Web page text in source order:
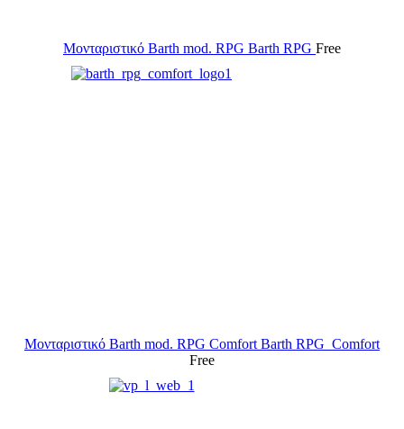
Μονταριστικό Barth mod. RPG Barth RPG Free
Μονταριστικό Barth mod. RPG Comfort Barth RPG_Comfort
Free